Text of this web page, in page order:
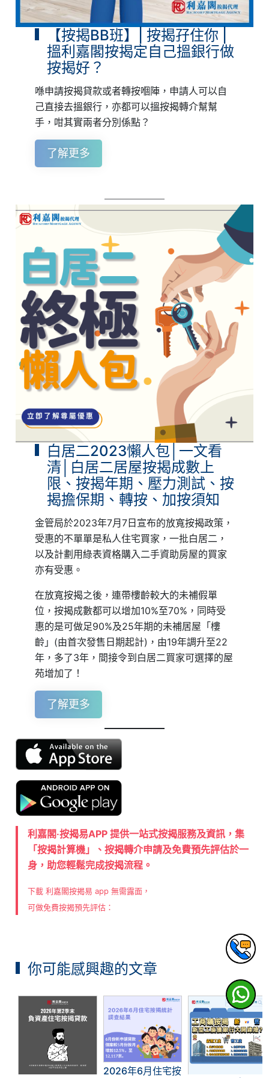
【按揭BB班】| 按揭孖住你 |
搵利嘉閣按揭定自己搵銀行做
按揭好？
喺申請按揭貸款或者轉按嗰陣，申請人可以自
己直接去搵銀行，亦都可以搵按揭轉介幫幫
手，咁其實兩者分別係點？
了解更多
白居二2023懶人包│一文看
清│白居二居屋按揭成數上
限、按揭年期、壓力測試、按
揭擔保期、轉按、加按須知
金管局於2023年7月7日宣布的放寬按揭政策，
受惠的不單單是私人住宅買家，一批白居二，
以及計劃用綠表資格購入二手資助房屋的買家
亦有受惠。
在放寬按揭之後，連帶樓齡較大的未補假單
位，按揭成數都可以增加10%至70%，同時受
惠的是可做足90%及25年期的未補居屋「樓
齡」(由首次發售日期起計)，由19年調升至22
年，多了3年，間接令到白居二買家可選擇的屋
苑增加了！
了解更多
利嘉閣‧按揭易APP 提供一站式按揭服務及資訊，集
「按揭計算機」、按揭轉介申請及免費預先評估於一
身，助您輕鬆完成按揭流程。
下載 利嘉閣按揭易 app 無需露面，
可做免費按揭預先評估：
你可能感興趣的文章
2026年6月住宅按